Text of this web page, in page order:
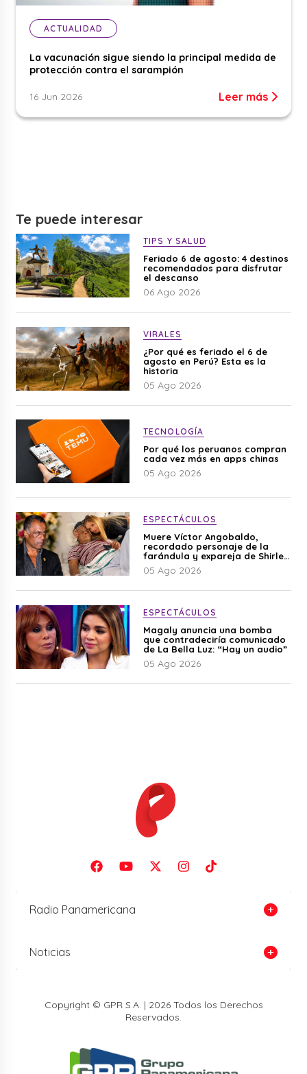
ACTUALIDAD
La vacunación sigue siendo la principal medida de
protección contra el sarampión
16 Jun 2026 Leer más
Te puede interesar
TIPS Y SALUD
Feriado 6 de agosto: 4 destinos
recomendados para disfrutar
el descanso
06 Ago 2026
VIRALES
¿Por qué es feriado el 6 de
agosto en Perú? Esta es la
historia
05 Ago 2026
TECNOLOGÍA
Por qué los peruanos compran
cada vez más en apps chinas
05 Ago 2026
ESPECTÁCULOS
Muere Víctor Angobaldo,
recordado personaje de la
farándula y expareja de Shirley
Cherres
05 Ago 2026
ESPECTÁCULOS
Magaly anuncia una bomba
que contradeciría comunicado
de La Bella Luz: “Hay un audio”
05 Ago 2026
Radio Panamericana
Noticias
Copyright © GPR S.A. | 2026 Todos los Derechos
Reservados.